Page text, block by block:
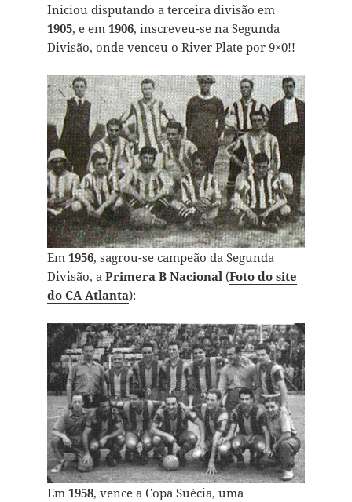
Iniciou disputando a terceira divisão em
1905, e em 1906, inscreveu-se na Segunda
Divisão, onde venceu o River Plate por 9×0!!
Em 1956, sagrou-se campeão da Segunda
Divisão, a Primera B Nacional(Foto do site
do CA Atlanta):
Em 1958, vence a Copa Suécia, uma